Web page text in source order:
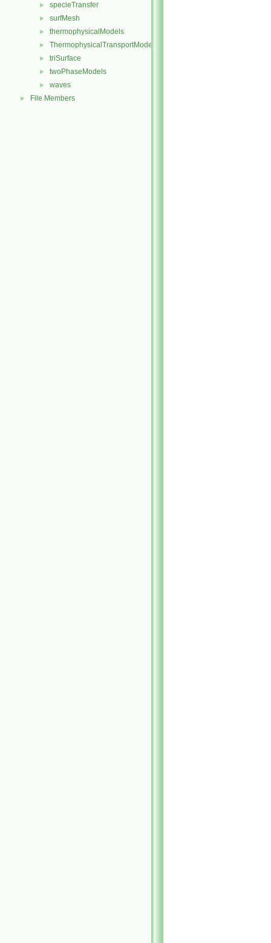
► specieTransfer
► surfMesh
► thermophysicalModels
► ThermophysicalTransportModels
► triSurface
► twoPhaseModels
► waves
► File Members